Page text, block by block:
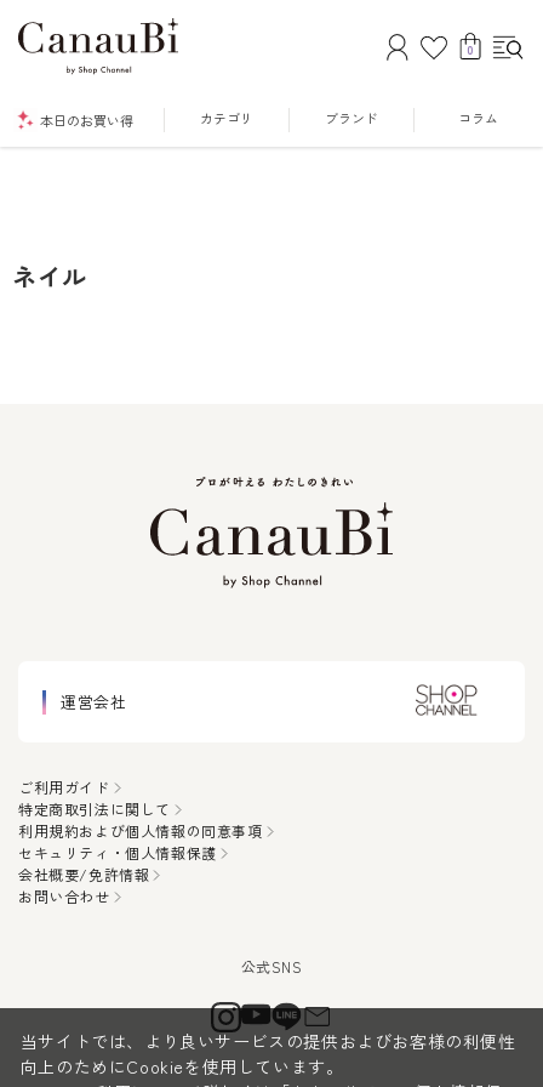
0
本日のお買い得 カテゴリ ブランド コラム
ネイル
運営会社
ご利用ガイド
特定商取引法に関して
利用規約および個人情報の同意事項
セキュリティ・個人情報保護
会社概要/免許情報
お問い合わせ
当サイトでは、より良いサービスの提供およびお客様の利便性
向上のためにCookieを使用しています。